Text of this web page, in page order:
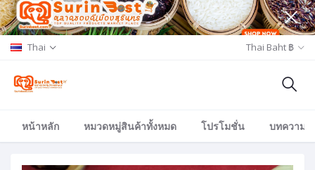
Thai Thai Baht ฿
หน้าหลัก หมวดหมู่สินค้าทั้งหมด โปรโมชั่น บทความ/